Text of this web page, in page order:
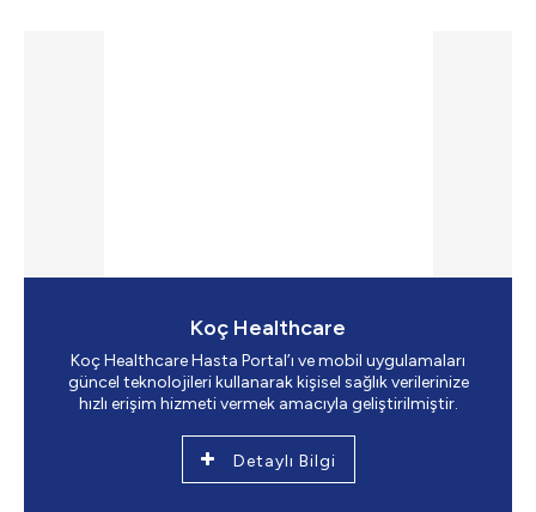
Koç Healthcare
Koç Healthcare Hasta Portal’ı ve mobil uygulamaları
güncel teknolojileri kullanarak kişisel sağlık verilerinize
hızlı erişim hizmeti vermek amacıyla geliştirilmiştir.
Detaylı Bilgi